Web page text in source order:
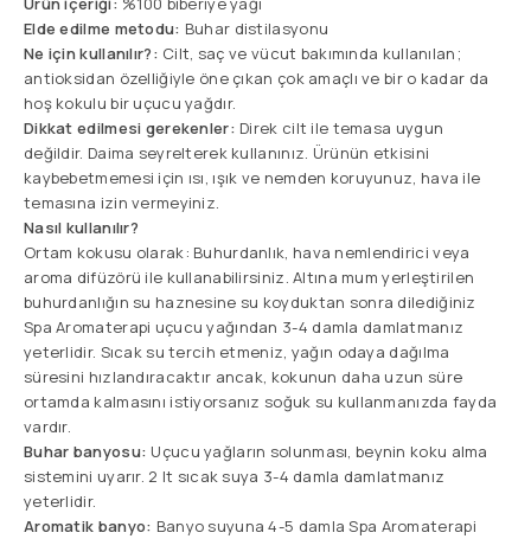
Elde edilme metodu: Buhar distilasyonu
Ne için kullanılır?: Cilt, saç ve vücut bakımında kullanılan;
antioksidan özelliğiyle öne çıkan çok amaçlı ve bir o kadar da
hoş kokulu bir uçucu yağdır.
Dikkat edilmesi gerekenler: Direk cilt ile temasa uygun
değildir. Daima seyrelterek kullanınız. Ürünün etkisini
kaybebetmemesi için ısı, ışık ve nemden koruyunuz, hava ile
temasına izin vermeyiniz.
Nasıl kullanılır?
Ortam kokusu olarak: Buhurdanlık, hava nemlendirici veya
aroma difüzörü ile kullanabilirsiniz. Altına mum yerleştirilen
buhurdanlığın su haznesine su koyduktan sonra dilediğiniz
Spa Aromaterapi uçucu yağından 3-4 damla damlatmanız
yeterlidir. Sıcak su tercih etmeniz, yağın odaya dağılma
süresini hızlandıracaktır ancak, kokunun daha uzun süre
ortamda kalmasını istiyorsanız soğuk su kullanmanızda fayda
vardır.
Buhar banyosu: Uçucu yağların solunması, beynin koku alma
sistemini uyarır. 2 lt sıcak suya 3-4 damla damlatmanız
yeterlidir.
Aromatik banyo: Banyo suyuna 4-5 damla Spa Aromaterapi